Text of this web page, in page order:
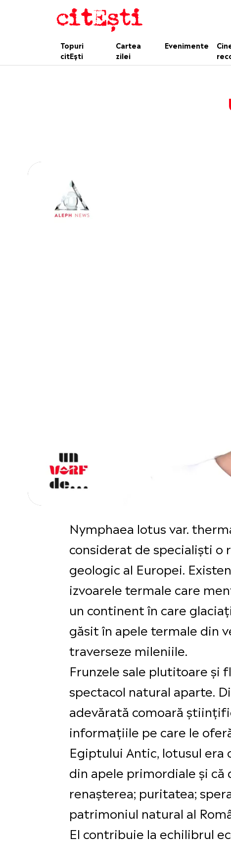
Topuri
citEști
Cartea
zilei
Evenimente
Nymphaea lotus var.
considerat de specialiști o
geologic al Europei.
izvoarele termale care
un continent în care
găsit în apele termale din
traverseze mileniile.
Frunzele sale plutitoare și
spectacol natural aparte.
adevărată comoară
informațiile pe care le
Egiptului Antic, lotusul era
din apele primordiale și că
renașterea; puritatea;
patrimoniul natural al
El contribuie la echilibrul